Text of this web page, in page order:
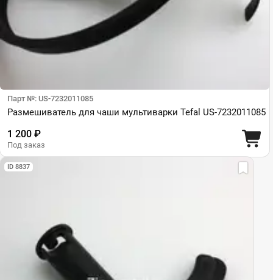
Парт №: US-7232011085
Размешиватель для чаши мультиварки Tefal US-7232011085
1 200 ₽
Под заказ
ID 8837